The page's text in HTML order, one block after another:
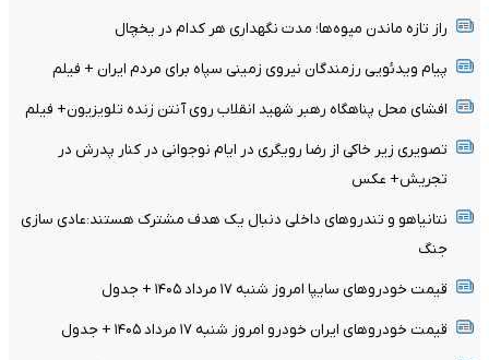
راز تازه ماندن میوه‌ها؛ مدت نگهداری هر کدام در یخچال
پیام ویدئویی رزمندگان نیروی زمینی سپاه برای مردم ایران + فیلم
افشای محل پناهگاه‌ رهبر شهید انقلاب روی آنتن زنده تلویزیون+ فیلم
تصویری زیر خاکی از رضا رویگری در ایام نوجوانی در کنار پدرش در
تجریش+ عکس
نتانیاهو و تندروهای داخلی دنبال یک هدف مشترک هستند:عادی سازی
جنگ
قیمت خودرو‌های سایپا امروز شنبه ۱۷ مرداد ۱۴۰۵ + جدول
قیمت خودرو‌های ایران خودرو امروز شنبه ۱۷ مرداد ۱۴۰۵ + جدول